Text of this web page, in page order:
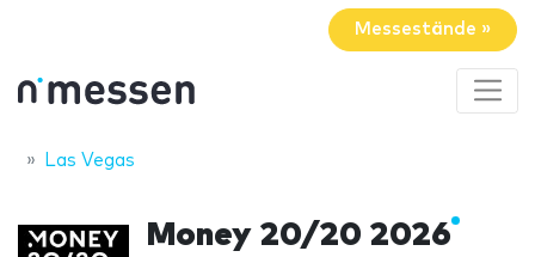
Messestände »
Las Vegas
Money 20/20 2026